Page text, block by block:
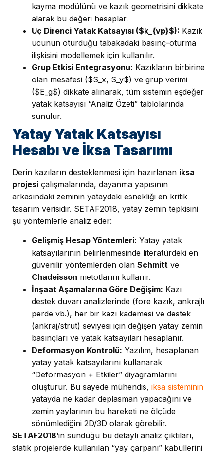
kayma modülünü ve kazık geometrisini dikkate
alarak bu değeri hesaplar.
Uç Direnci Yatak Katsayısı ($k_{vp}$): Kazık
ucunun oturduğu tabakadaki basınç-oturma
ilişkisini modellemek için kullanılır.
Grup Etkisi Entegrasyonu: Kazıkların birbirine
olan mesafesi ($S_x, S_y$) ve grup verimi
($E_g$) dikkate alınarak, tüm sistemin eşdeğer
yatak katsayısı “Analiz Özeti” tablolarında
sunulur.
Yatay Yatak Katsayısı
Hesabı ve İksa Tasarımı
Derin kazıların desteklenmesi için hazırlanan iksa
projesi çalışmalarında, dayanma yapısının
arkasındaki zeminin yataydaki esnekliği en kritik
tasarım verisidir. SETAF2018, yatay zemin tepkisini
şu yöntemlerle analiz eder:
Gelişmiş Hesap Yöntemleri: Yatay yatak
katsayılarının belirlenmesinde literatürdeki en
güvenilir yöntemlerden olan Schmitt ve
Chadeisson metotlarını kullanır.
İnşaat Aşamalarına Göre Değişim: Kazı
destek duvarı analizlerinde (fore kazık, ankrajlı
perde vb.), her bir kazı kademesi ve destek
(ankraj/strut) seviyesi için değişen yatay zemin
basınçları ve yatak katsayıları hesaplanır.
Deformasyon Kontrolü: Yazılım, hesaplanan
yatay yatak katsayılarını kullanarak
“Deformasyon + Etkiler” diyagramlarını
oluşturur. Bu sayede mühendis, iksa sisteminin
yatayda ne kadar deplasman yapacağını ve
zemin yaylarının bu hareketi ne ölçüde
sönümlediğini 2D/3D olarak görebilir.
SETAF2018‘in sunduğu bu detaylı analiz çıktıları,
statik projelerde kullanılan “yay çarpanı” kabullerini